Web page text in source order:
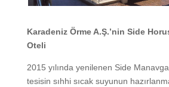
Karadeniz Örme A.Ş.’nin Side
Oteli
2015 yılında yenilenen Side
tesisin sıhhi sıcak suyunun